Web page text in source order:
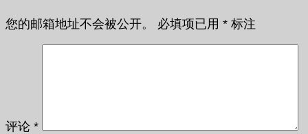
您的邮箱地址不会被公开。 必填项已用 * 标注
评论 *